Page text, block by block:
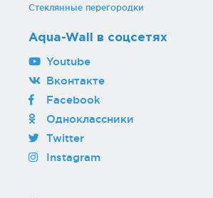
Стеклянные перегородки
Aqua-Wall в соцсетях
Youtube
Вконтакте
Facebook
Одноклассники
Twitter
Instagram